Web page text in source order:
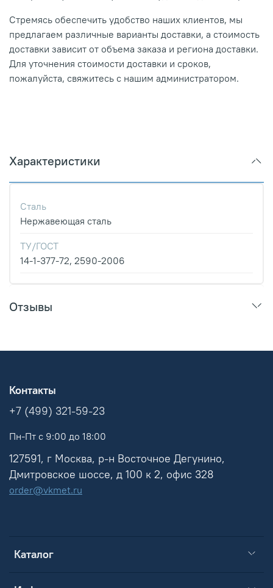
Стремясь обеспечить удобство наших клиентов, мы
предлагаем различные варианты доставки, а стоимость
доставки зависит от объема заказа и региона доставки.
Для уточнения стоимости доставки и сроков,
пожалуйста, свяжитесь с нашим администратором.
Характеристики
Сталь
Нержавеющая сталь
ТУ/ГОСТ
14-1-377-72, 2590-2006
Отзывы
Каталог
Контакты
+7 (499) 321-59-23
Пн-Пт с 9:00 до 18:00
127591, г Москва, р-н Восточное Дегунино,
Дмитровское шоссе, д 100 к 2, офис 328
order@vkmet.ru